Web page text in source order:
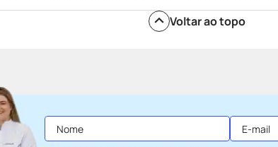
Voltar ao topo